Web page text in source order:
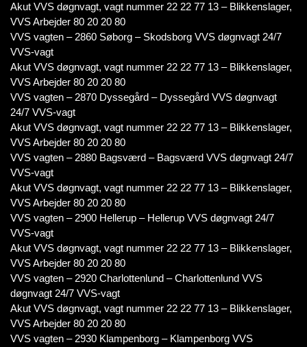
Akut VVS døgnvagt, vagt nummer 22 22 77 13 – Blikkenslager,
VVS Arbejder 80 20 20 80
VVS vagten – 2860 Søborg – Skodsborg VVS døgnvagt 24/7
VVS-vagt
Akut VVS døgnvagt, vagt nummer 22 22 77 13 – Blikkenslager,
VVS Arbejder 80 20 20 80
VVS vagten – 2870 Dyssegård – Dyssegård VVS døgnvagt
24/7 VVS-vagt
Akut VVS døgnvagt, vagt nummer 22 22 77 13 – Blikkenslager,
VVS Arbejder 80 20 20 80
VVS vagten – 2880 Bagsværd – Bagsværd VVS døgnvagt 24/7
VVS-vagt
Akut VVS døgnvagt, vagt nummer 22 22 77 13 – Blikkenslager,
VVS Arbejder 80 20 20 80
VVS vagten – 2900 Hellerup – Hellerup VVS døgnvagt 24/7
VVS-vagt
Akut VVS døgnvagt, vagt nummer 22 22 77 13 – Blikkenslager,
VVS Arbejder 80 20 20 80
VVS vagten – 2920 Charlottenlund – Charlottenlund VVS
døgnvagt 24/7 VVS-vagt
Akut VVS døgnvagt, vagt nummer 22 22 77 13 – Blikkenslager,
VVS Arbejder 80 20 20 80
VVS vagten – 2930 Klampenborg – Klampenborg VVS